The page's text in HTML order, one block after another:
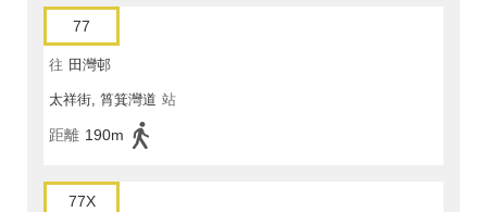
77
往 田灣邨
太祥街, 筲箕灣道 站
距離 190m
77X